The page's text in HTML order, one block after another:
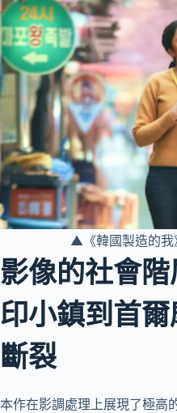
▲《韓國製造的
影像的社會
印小鎮到首
斷裂
本作在影調處理上展現了極高